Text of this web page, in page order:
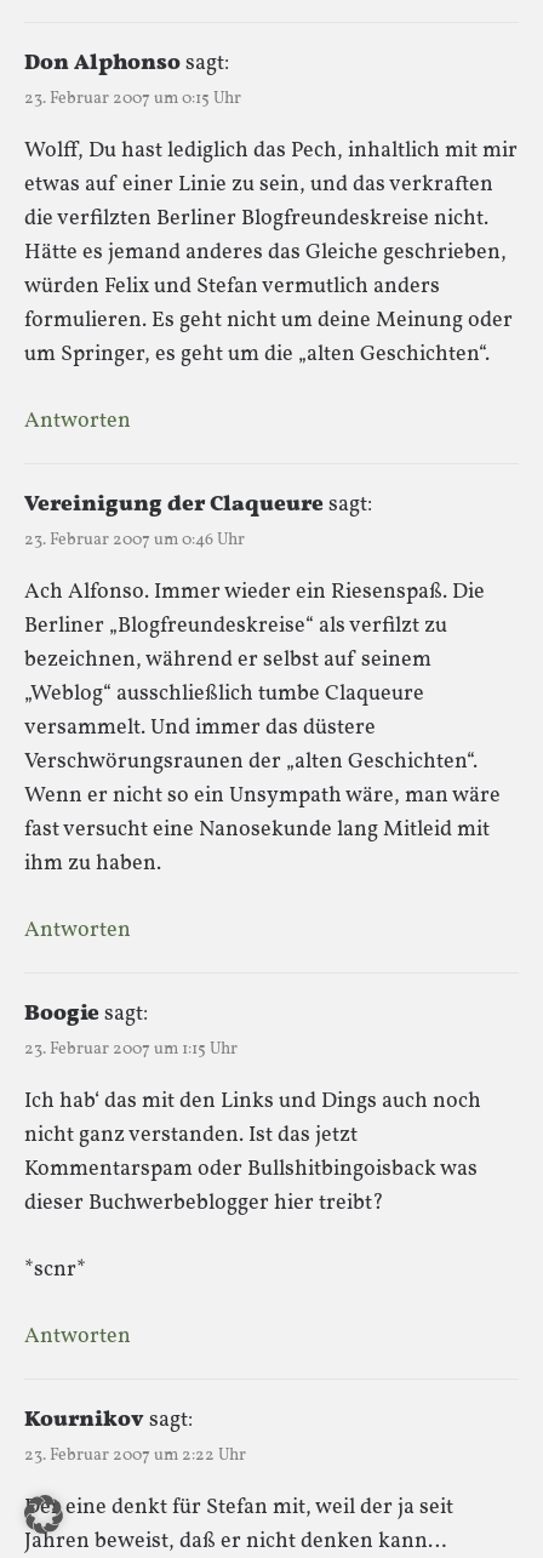
Don Alphonsosagt:
23. Februar 2007 um 0:15 Uhr
Wolff, Du hast lediglich das Pech, inhaltlich mit mir
etwas auf einer Linie zu sein, und das verkraften
die verfilzten Berliner Blogfreundeskreise nicht.
Hätte es jemand anderes das Gleiche geschrieben,
würden Felix und Stefan vermutlich anders
formulieren. Es geht nicht um deine Meinung oder
um Springer, es geht um die „alten Geschichten“.
Antworten
Vereinigung der Claqueuresagt:
23. Februar 2007 um 0:46 Uhr
Ach Alfonso. Immer wieder ein Riesenspaß. Die
Berliner „Blogfreundeskreise“ als verfilzt zu
bezeichnen, während er selbst auf seinem
„Weblog“ ausschließlich tumbe Claqueure
versammelt. Und immer das düstere
Verschwörungsraunen der „alten Geschichten“.
Wenn er nicht so ein Unsympath wäre, man wäre
fast versucht eine Nanosekunde lang Mitleid mit
ihm zu haben.
Antworten
Boogiesagt:
23. Februar 2007 um 1:15 Uhr
Ich hab‘ das mit den Links und Dings auch noch
nicht ganz verstanden. Ist das jetzt
Kommentarspam oder Bullshitbingoisback was
dieser Buchwerbeblogger hier treibt?
*scnr*
Antworten
Kournikovsagt:
23. Februar 2007 um 2:22 Uhr
Der eine denkt für Stefan mit, weil der ja seit
Jahren beweist, daß er nicht denken kann…